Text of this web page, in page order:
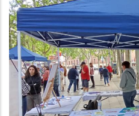
L’Àrea D’Acció
Del Consell
Penedès
Salut
Des Del CAP Del
De